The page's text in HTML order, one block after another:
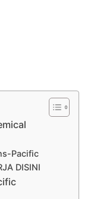
Pacific
DISINI